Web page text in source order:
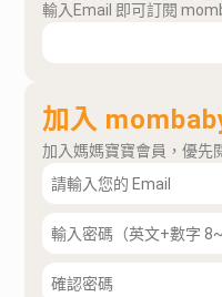
輸入Email 即可訂閱
加入
加入媽媽寶寶會員，優先